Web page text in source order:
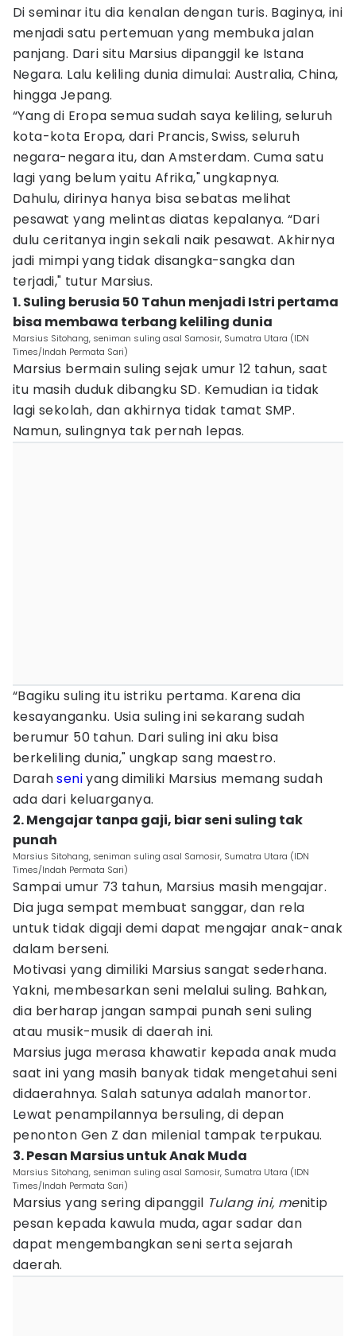
Di seminar itu dia kenalan dengan turis. Baginya, ini
menjadi satu pertemuan yang membuka jalan
panjang. Dari situ Marsius dipanggil ke Istana
Negara. Lalu keliling dunia dimulai: Australia, China,
hingga Jepang.
“Yang di Eropa semua sudah saya keliling, seluruh
kota-kota Eropa, dari Prancis, Swiss, seluruh
negara-negara itu, dan Amsterdam. Cuma satu
lagi yang belum yaitu Afrika," ungkapnya.
Dahulu, dirinya hanya bisa sebatas melihat
pesawat yang melintas diatas kepalanya. “Dari
dulu ceritanya ingin sekali naik pesawat. Akhirnya
jadi mimpi yang tidak disangka-sangka dan
terjadi," tutur Marsius.
1. Suling berusia 50 Tahun menjadi Istri pertama
bisa membawa terbang keliling dunia
Marsius Sitohang, seniman suling asal Samosir, Sumatra Utara (IDN
Times/Indah Permata Sari)
Marsius bermain suling sejak umur 12 tahun, saat
itu masih duduk dibangku SD. Kemudian ia tidak
lagi sekolah, dan akhirnya tidak tamat SMP.
Namun, sulingnya tak pernah lepas.
“Bagiku suling itu istriku pertama. Karena dia
kesayanganku. Usia suling ini sekarang sudah
berumur 50 tahun. Dari suling ini aku bisa
berkeliling dunia," ungkap sang maestro.
Darahseniyang dimiliki Marsius memang sudah
ada dari keluarganya.
2. Mengajar tanpa gaji, biar seni suling tak
punah
Marsius Sitohang, seniman suling asal Samosir, Sumatra Utara (IDN
Times/Indah Permata Sari)
Sampai umur 73 tahun, Marsius masih mengajar.
Dia juga sempat membuat sanggar, dan rela
untuk tidak digaji demi dapat mengajar anak-anak
dalam berseni.
Motivasi yang dimiliki Marsius sangat sederhana.
Yakni, membesarkan seni melalui suling. Bahkan,
dia berharap jangan sampai punah seni suling
atau musik-musik di daerah ini.
Marsius juga merasa khawatir kepada anak muda
saat ini yang masih banyak tidak mengetahui seni
didaerahnya. Salah satunya adalah manortor.
Lewat penampilannya bersuling, di depan
penonton Gen Z dan milenial tampak terpukau.
3. Pesan Marsius untuk Anak Muda
Marsius Sitohang, seniman suling asal Samosir, Sumatra Utara (IDN
Times/Indah Permata Sari)
Marsius yang sering dipanggil Tulang ini, menitip
pesan kepada kawula muda, agar sadar dan
dapat mengembangkan seni serta sejarah
daerah.